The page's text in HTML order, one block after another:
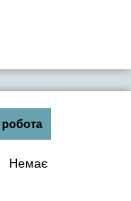
Немає